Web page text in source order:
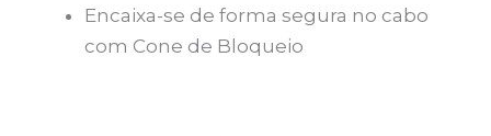
Encaixa-se de forma segura no cabo
com Cone de Bloqueio